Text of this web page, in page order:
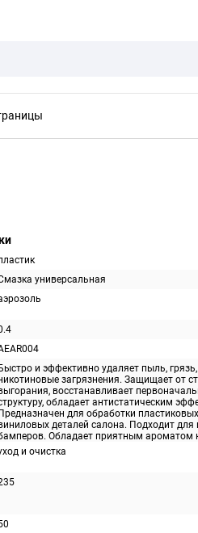
универсальная
Быстро и эффективно удаляет пыль,
загрязнения. Защищает от
восстанавливает
обладает антистатическим
Предназначен для обработки
деталей салона. Подходит для
Обладает приятным ароматом
и очистка